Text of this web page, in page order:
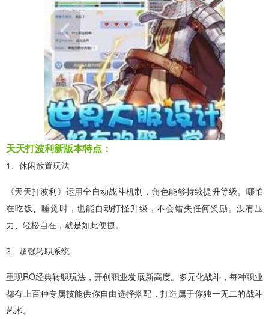
天天打波利新版本特点：
1、休闲放置玩法
《天天打波利》运用全自动战斗机制，角色能够持续提升等级。哪怕
在吃饭、睡觉时，也能自动打怪升级，不会错失任何奖励。没有压
力、轻松自在，就是如此便捷。
2、超强转职系统
重现RO经典转职玩法，开创职业发展新高度。多元化战斗，每种职业
都有上百种专属技能供你自由选择搭配，打造属于你独一无二的战斗
艺术。